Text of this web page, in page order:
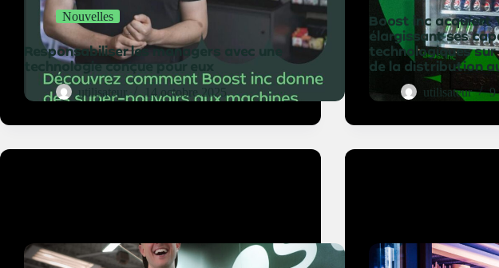
Nouvelles
Responsabiliser les managers avec une
technologie conçue pour eux
utilisateur 14 octobre 2025
Boost inc acquiert
élargissant ses
technologiques
de la distribution
utilisateur 9